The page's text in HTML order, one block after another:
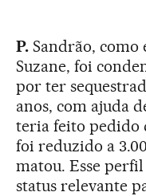
P. Sandrão, como
Suzane, foi
por ter
anos, com ajuda
teria feito pedido
foi reduzido a
matou. Esse
status relevante